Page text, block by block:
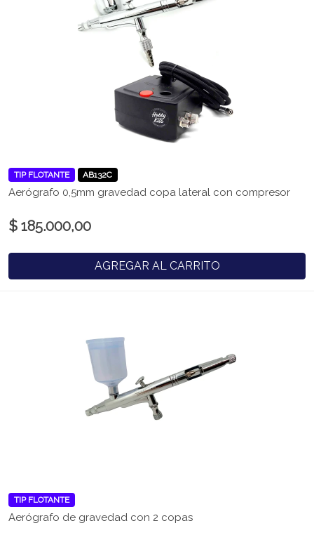
TIP FLOTANTE AB132C
Aerógrafo 0,5mm gravedad copa lateral con compresor
$ 185.000,00
AGREGAR AL CARRITO
TIP FLOTANTE
Aerógrafo de gravedad con 2 copas